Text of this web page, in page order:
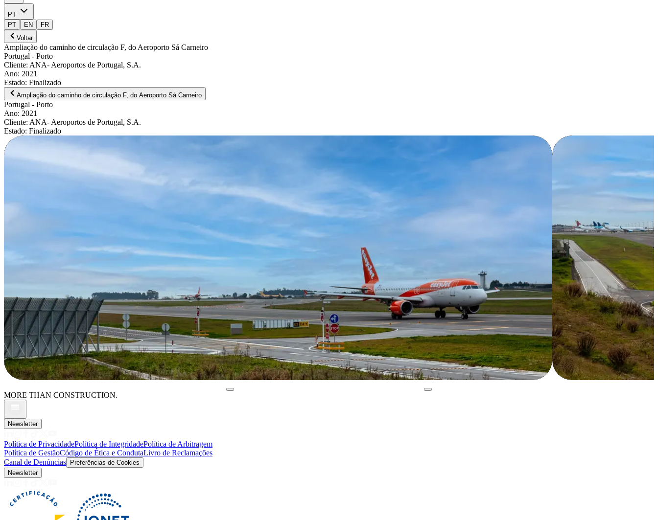
PT
PT
EN
FR
Voltar
Ampliação do caminho de circulação F, do Aeroporto Sá Carneiro
Portugal - Porto
Cliente: ANA- Aeroportos de Portugal, S.A.
Ano: 2021
Estado: Finalizado
Ampliação do caminho de circulação F, do Aeroporto Sá Carneiro
Portugal - Porto
Ano: 2021
Cliente: ANA- Aeroportos de Portugal, S.A.
Estado: Finalizado
MORE THAN CONSTRUCTION.
Newsletter
Política de PrivacidadePolítica de IntegridadePolítica de Arbitragem
Política de GestãoCódigo de Ética e CondutaLivro de Reclamações
Canal de Denúncias
Preferências de Cookies
Newsletter